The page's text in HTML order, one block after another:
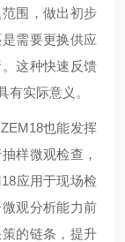
围，做出初步
需要更换供应
这种快速反馈
实际意义。
也能发挥
样微观检查，
应用于现场检
观分析能力前
的链条，提升